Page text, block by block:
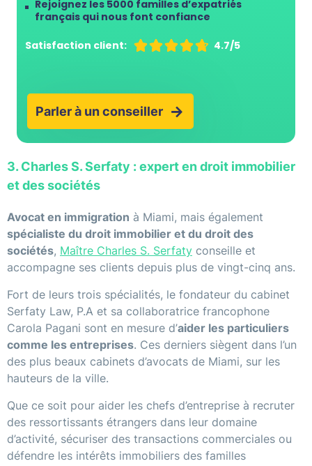
Rejoignez les 5000 familles d’expatriés
français qui nous font confiance
Satisfaction client:  4.7/5
Parler à un conseiller
3. Charles S. Serfaty : expert en droit immobilier
et des sociétés
Avocat en immigration à Miami, mais également
spécialiste du droit immobilier et du droit des
sociétés, Maître Charles S. Serfaty conseille et
accompagne ses clients depuis plus de vingt-cinq ans.
Fort de leurs trois spécialités, le fondateur du cabinet
Serfaty Law, P.A et sa collaboratrice francophone
Carola Pagani sont en mesure d’aider les particuliers
comme les entreprises. Ces derniers siègent dans l’un
des plus beaux cabinets d’avocats de Miami, sur les
hauteurs de la ville.
Que ce soit pour aider les chefs d’entreprise à recruter
des ressortissants étrangers dans leur domaine
d’activité, sécuriser des transactions commerciales ou
défendre les intérêts immobiliers des familles